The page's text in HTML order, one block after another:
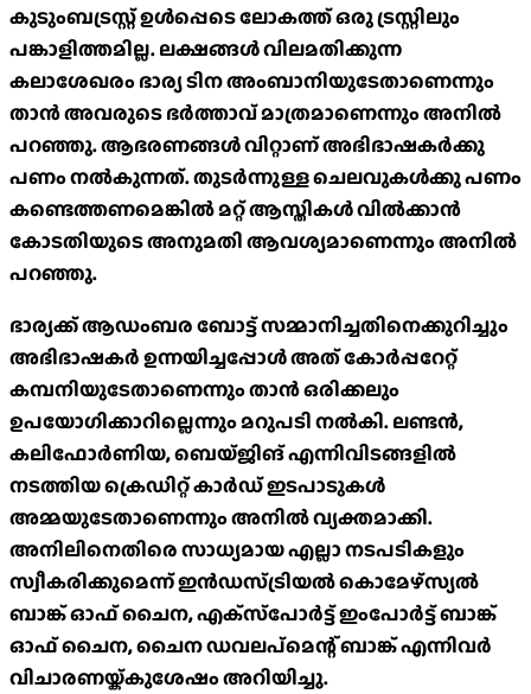
കുടുംബട്രസ്റ്റ് ഉള്‍പ്പെടെ ലോകത്ത് ഒരു ട്രസ്റ്റിലും
പങ്കാളിത്തമില്ല. ലക്ഷങ്ങള്‍ വിലമതിക്കുന്ന
കലാശേഖരം ഭാര്യ ടിന അംബാനിയുടേതാണെന്നും
താന്‍ അവരുടെ ഭര്‍ത്താവ് മാത്രമാണെന്നും അനില്‍
പറഞ്ഞു. ആഭരണങ്ങള്‍ വിറ്റാണ് അഭിഭാഷകര്‍ക്കു
പണം നല്‍കുന്നത്. തുടര്‍ന്നുള്ള ചെലവുകള്‍ക്കു പണം
കണ്ടെത്തണമെങ്കില്‍ മറ്റ് ആസ്തികള്‍ വില്‍ക്കാന്‍
കോടതിയുടെ അനുമതി ആവശ്യമാണെന്നും അനില്‍
പറഞ്ഞു.
ഭാര്യക്ക് ആഡംബര ബോട്ട് സമ്മാനിച്ചതിനെക്കുറിച്ചും
അഭിഭാഷകര്‍ ഉന്നയിച്ചപ്പോൾഅത് കോര്‍പ്പറേറ്റ്
കമ്പനിയുടേതാണെന്നും താന്‍ ഒരിക്കലും
ഉപയോഗിക്കാറില്ലെന്നും മറുപടി നല്‍കി. ലണ്ടന്‍,
കലിഫോര്‍ണിയ, ബെയ്ജിങ് എന്നിവിടങ്ങളില്‍
നടത്തിയ ക്രെഡിറ്റ് കാര്‍ഡ് ഇടപാടുകള്‍
അമ്മയുടേതാണെന്നും അനില്‍ വ്യക്തമാക്കി.
അനിലിനെതിരെ സാധ്യമായ എല്ലാ നടപടികളും
സ്വീകരിക്കുമെന്ന് ഇന്‍ഡസ്ട്രിയല്‍ കൊമേഴ്‌സ്യല്‍
ബാങ്ക് ഓഫ് ചൈന, എക്‌സ്‌പോര്‍ട്ട് ഇംപോര്‍ട്ട് ബാങ്ക്
ഓഫ് ചൈന, ചൈന ഡവലപ്‌മെന്റ് ബാങ്ക് എന്നിവര്‍
വിചാരണയ്ക്കുശേഷം അറിയിച്ചു.